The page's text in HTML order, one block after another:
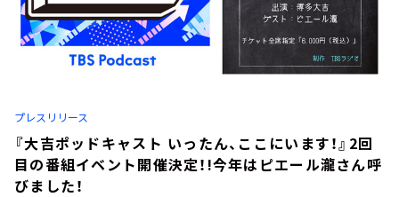
プレスリリース
『大吉ポッドキャスト いったん、ここにいます！』2回
目の番組イベント開催決定！!今年はピエール瀧さん呼
びました！